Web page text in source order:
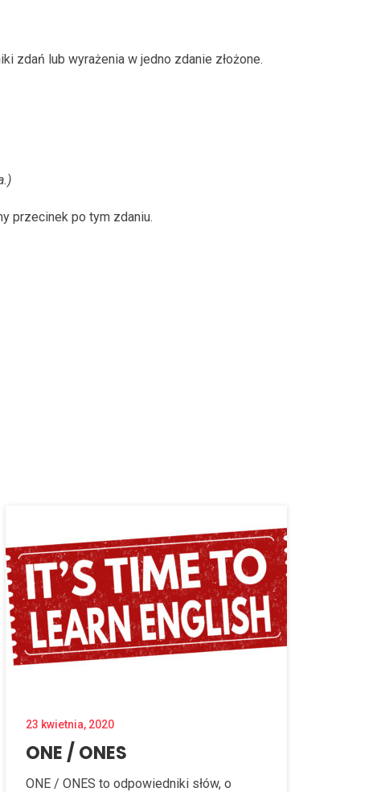
zdań lub wyrażenia w jedno zdanie złożone.
przecinek po tym zdaniu.
23 kwietnia, 2020
ONE / ONES
ONE / ONES to odpowiedniki słów, o